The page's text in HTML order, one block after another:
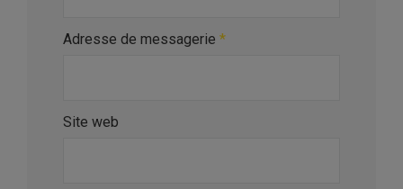
Adresse de messagerie *
Site web